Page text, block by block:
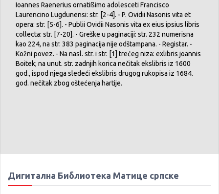
Ioannes Raenerius ornatißimo adolesceti Francisco
Laurencino Lugdunensi: str. [2-4]. - P. Ovidii Nasonis vita et
opera: str. [5-6]. - Publii Ovidii Nasonis vita ex eius ipsius libris
collecta: str. [7-20]. - Greške u paginaciji: str. 232 numerisna
kao 224, na str. 383 paginacija nije odštampana. - Registar. -
Kožni povez. - Na nasl. str. i str. [1] trećeg niza: exlibris joannis
Boitek; na unut. str. zadnjih korica nečitak ekslibris iz 1600
god., ispod njega sledeći ekslibris drugog rukopisa iz 1684.
god. nečitak zbog oštećenja hartije.
Дигитална Библиотека Матице српске